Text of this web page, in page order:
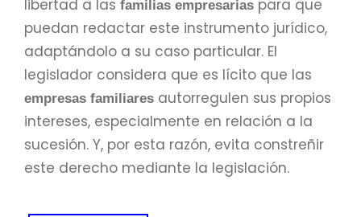
libertad a las familias empresarias para que
puedan redactar este instrumento jurídico,
adaptándolo a su caso particular. El
legislador considera que es lícito que las
empresas familiares autorregulen sus propios
intereses, especialmente en relación a la
sucesión. Y, por esta razón, evita constreñir
este derecho mediante la legislación.